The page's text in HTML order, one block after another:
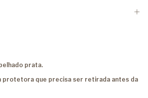
prata.
protetora que precisa ser retirada antes da